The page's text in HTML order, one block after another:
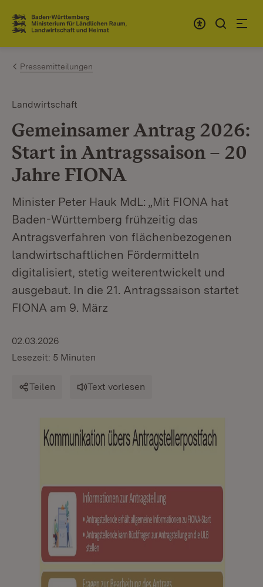
Zum Inhalt springen
Link zur Startseite
Pressemitteilungen
Landwirtschaft
Gemeinsamer Antrag 2026:
Start in Antragssaison – 20
Jahre FIONA
Minister Peter Hauk MdL: „Mit FIONA hat
Baden-Württemberg frühzeitig das
Antragsverfahren von flächenbezogenen
landwirtschaftlichen Fördermitteln
digitalisiert, stetig weiterentwickelt und
ausgebaut. In die 21. Antragssaison startet
FIONA am 9. März
02.03.2026
Lesezeit: 5 Minuten
Teilen Text vorlesen